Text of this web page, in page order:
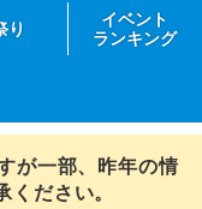
り
イベント
ランキング
が一部、昨年の情
ださい。